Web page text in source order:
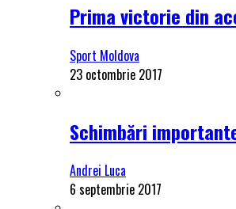
Prima victorie din
Sport Moldova
23 octombrie 2017
Schimbări
Andrei Luca
6 septembrie 2017